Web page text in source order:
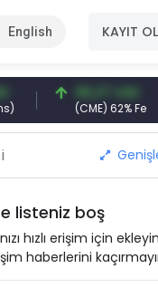
English KAYIT OL
96,27 USD
(CME) 62% Fe
listeniz boş
hızlı erişim için ekleyin
haberlerini